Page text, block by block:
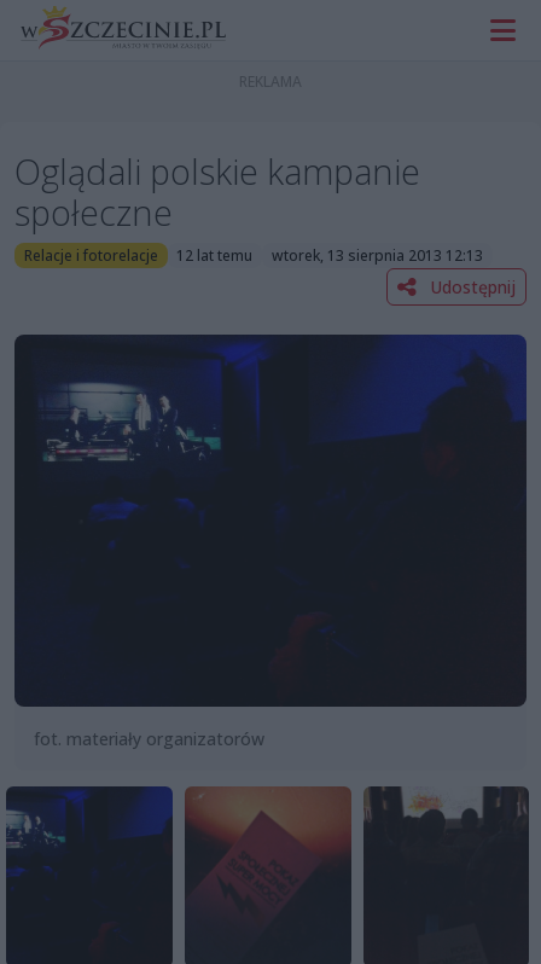
Oglądali polskie kampanie
społeczne
Relacje i fotorelacje 12 lat temu wtorek, 13 sierpnia 2013 12:13
Udostępnij
fot. materiały organizatorów